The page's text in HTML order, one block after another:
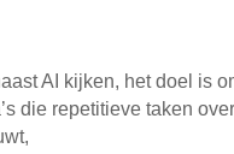
AI kijken, het doel is
die repetitieve taken